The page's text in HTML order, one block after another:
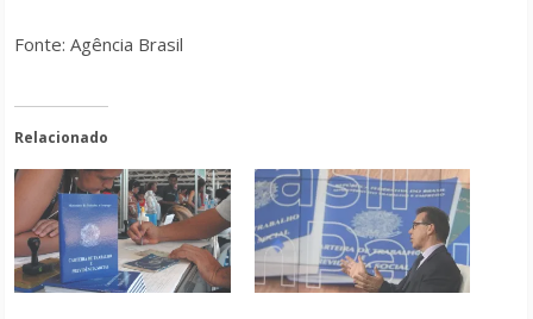
Fonte: Agência Brasil
Relacionado